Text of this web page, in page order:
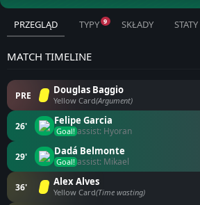
PRZEGLĄD TYPY 9 SKŁADY STATY
MATCH TIMELINE
PRE Douglas Baggio
Yellow Card(Argument)
26' Felipe Garcia
Goal! assist: Hyoran
29' Dadá Belmonte
Goal! assist: Mikael
36' Alex Alves
Yellow Card(Time wasting)